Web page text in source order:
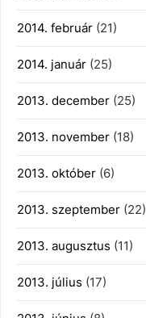
2014. február (21)
2014. január (25)
2013. december (25)
2013. november (18)
2013. október (6)
2013. szeptember (22)
2013. augusztus (11)
2013. július (17)